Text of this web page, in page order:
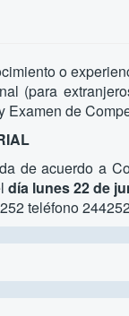
o
(para
de
de acuerdo a
día lunes 22 de
teléfono